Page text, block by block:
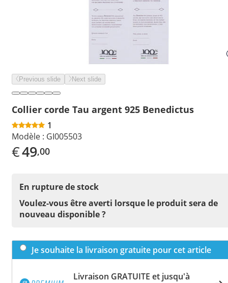
Previous slide Next slide
Collier corde Tau argent 925 Benedictus
1
Modèle : GI005503
€49,00
En rupture de stock
Voulez-vous être averti lorsque le produit sera de
nouveau disponible ?
Je souhaite la livraison gratuite pour cet article
Livraison GRATUITE et jusqu'à